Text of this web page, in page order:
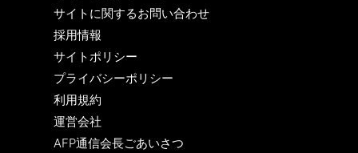
サイトに関するお問い合わせ
採用情報
サイトポリシー
プライバシーポリシー
利用規約
運営会社
AFP通信会長ごあいさつ